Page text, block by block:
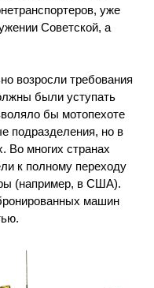
уже
Советской, а
возросли требования
были уступать
бы мотопехоте
подразделения, но в
Во многих странах
к полному переходу
(например, в США).
машин